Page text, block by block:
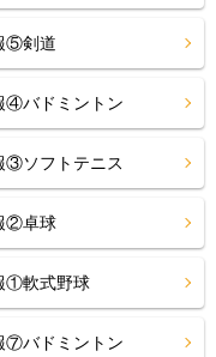
⑤剣道
④バドミントン
③ソフトテニス
②卓球
①軟式野球
⑦バドミントン